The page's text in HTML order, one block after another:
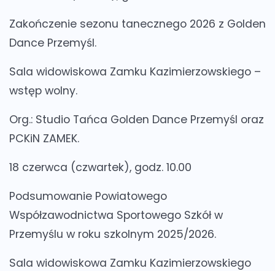
Zakończenie sezonu tanecznego 2026 z Golden
Dance Przemyśl.
Sala widowiskowa Zamku Kazimierzowskiego –
wstęp wolny.
Org.: Studio Tańca Golden Dance Przemyśl oraz
PCKiN ZAMEK.
18 czerwca (czwartek), godz. 10.00
Podsumowanie Powiatowego
Współzawodnictwa Sportowego Szkół w
Przemyślu w roku szkolnym 2025/2026.
Sala widowiskowa Zamku Kazimierzowskiego